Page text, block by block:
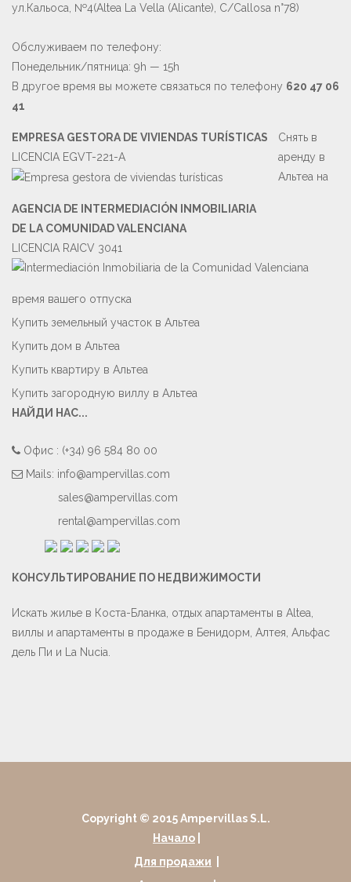
ул.Кальоса, №4(Altea La Vella (Alicante), C/Callosa n°78)
Обслуживаем по телефону:
Понедельник/пятница: 9h — 15h
В другое время вы можете связаться по телефону 620 47 06
41
EMPRESA GESTORA DE VIVIENDAS TURÍSTICAS
LICENCIA EGVT-221-A
AGENCIA DE INTERMEDIACIÓN INMOBILIARIA
DE LA COMUNIDAD VALENCIANA
LICENCIA RAICV 3041
Снять в
аренду в
Альтеа на
время вашего отпуска
Купить земельный участок в Альтеа
Купить дом в Альтеа
Купить квартиру в Альтеа
Купить загородную виллу в Альтеа
НАЙДИ НАС...
Oфис : (+34) 96 584 80 00
Mails: info@ampervillas.com
sales@ampervillas.com
rental@ampervillas.com
КОНСУЛЬТИРОВАНИЕ ПО НЕДВИЖИМОСТИ
Искать жилье в Коста-Бланка, отдых апартаменты в Altea,
виллы и апартаменты в продаже в Бенидорм, Алтея, Альфас
дель Пи и La Nucia.
Copyright © 2015 Ampervillas S.L.
Начало
Для продажи